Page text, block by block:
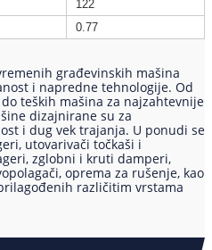
122
0.77
građevinskih mašina
i napredne tehnologije. Od
teških mašina za najzahtevnije
dizajnirane su za
i dug vek trajanja. U ponudi se
utovarivači točkaši i
zglobni i kruti damperi,
oprema za rušenje, kao
različitim vrstama